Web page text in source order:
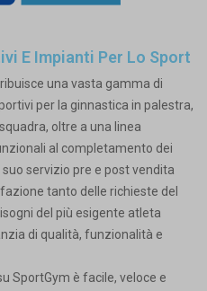
E Impianti Per Lo Sport
una vasta gamma di
per la ginnastica in palestra,
oltre a una linea
al completamento dei
suo servizio pre e post vendita
tanto delle richieste del
del più esigente atleta
di qualità, funzionalità e
SportGym è facile, veloce e